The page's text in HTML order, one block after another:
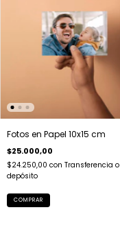
Fotos en Papel 10x15 cm
$25.000,00
$24.250,00 con Transferencia o
depósito
COMPRAR